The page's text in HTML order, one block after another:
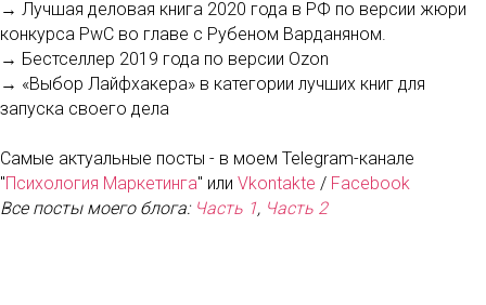
→ Лучшая деловая книга 2020 года в РФ по версии жюри
конкурса PwC во главе с Рубеном Варданяном.
→ Бестселлер 2019 года по версии Ozon
→ «Выбор Лайфхакера» в категории лучших книг для
запуска своего дела
Самые актуальные посты - в моем Telegram-канале
"Психология Маркетинга" или Vkontakte / Facebook
Все посты моего блога: Часть 1, Часть 2